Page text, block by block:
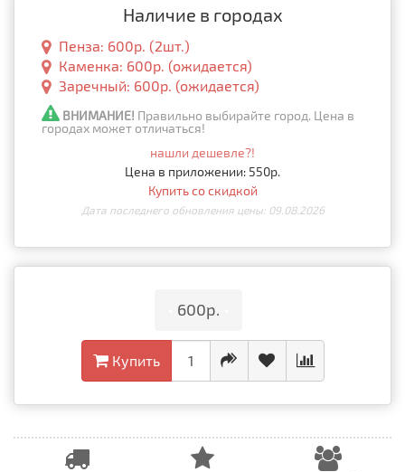
Наличие в городах
Пенза: 600р. (2шт.)
Каменка: 600р. (ожидается)
Заречный: 600р. (ожидается)
ВНИМАНИЕ! Правильно выбирайте город. Цена в
городах может отличаться!
нашли дешевле?!
Цена в приложении: 550р.
Купить со скидкой
Дата последнего обновления цены: 09.08.2026
600р.
Купить